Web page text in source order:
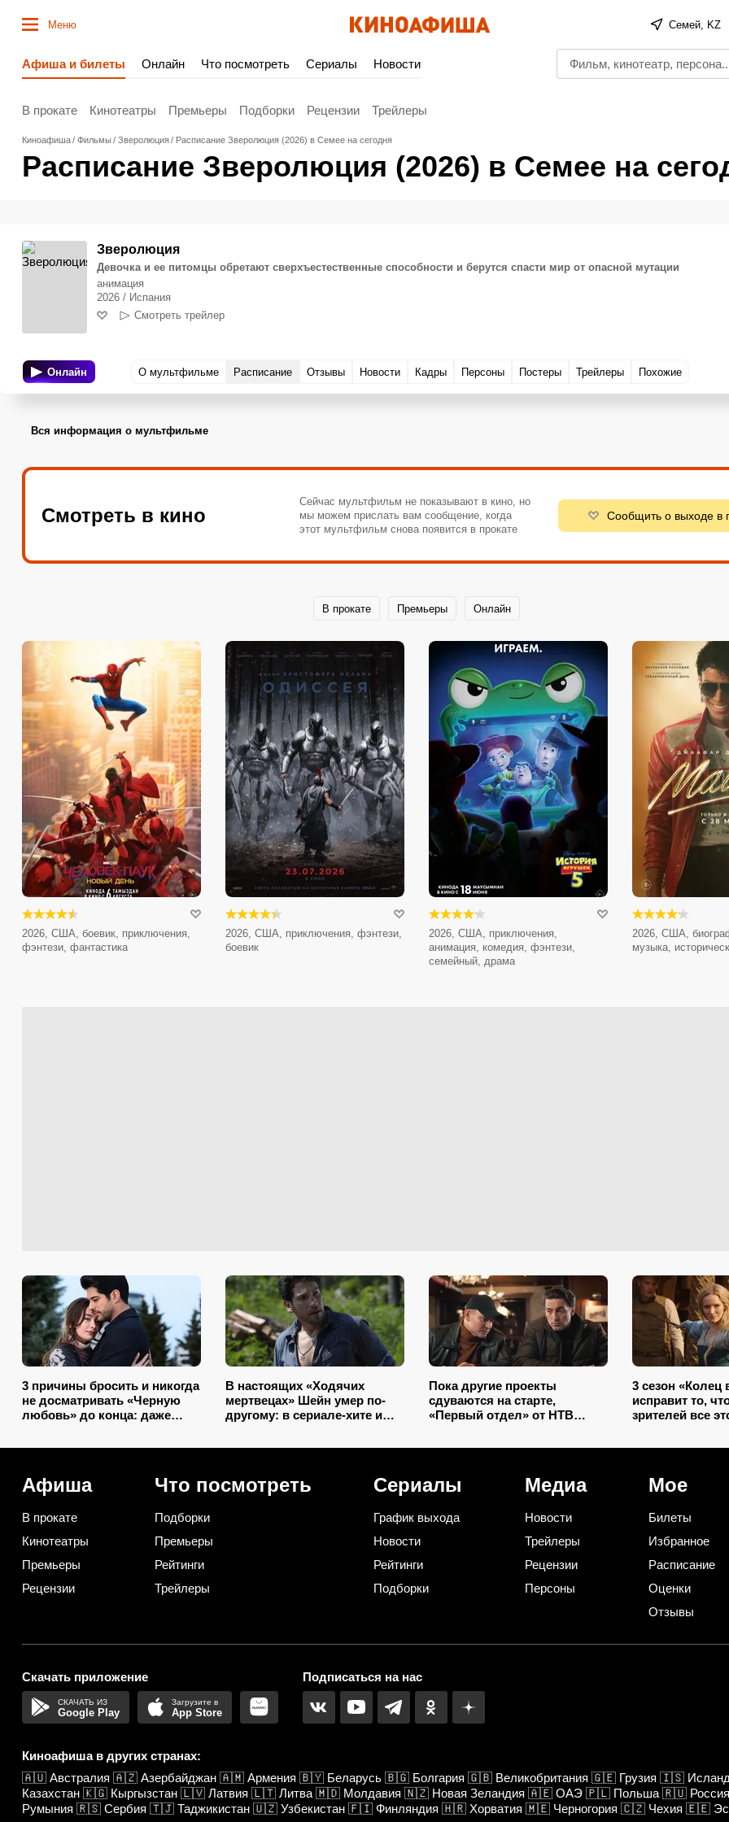
Меню Семей, KZ
Афиша и билеты Онлайн Что посмотреть Сериалы Новости
В прокате Кинотеатры Премьеры Подборки Рецензии Трейлеры
Киноафиша Фильмы Зверолюция Расписание Зверолюция (2026) в Семее на сегодня
Расписание Зверолюция (2026) в Семее на
Зверолюция
Девочка и ее питомцы обретают сверхъестественные способности и берутся спасти мир от опасной мутации
анимация
2026 / Испания
Смотреть трейлер
Онлайн О мультфильме Расписание Отзывы Новости Кадры Персоны Постеры Трейлеры Похожие
Вся информация о мультфильме
Смотреть в кино
Сейчас мультфильм не показывают в кино, но
мы можем прислать вам сообщение, когда
этот мультфильм снова появится в прокате
Сообщить о выходе в
В прокате Премьеры Онлайн
2026, США, боевик, приключения,
фэнтези, фантастика
2026, США, приключения, фэнтези,
боевик
2026, США, приключения,
анимация, комедия, фэнтези,
семейный, драма
2026, США,
музыка,
3 причины бросить и никогда
не досматривать «Черную
любовь» до конца: даже
В настоящих «Ходячих
мертвецах» Шейн умер по-
другому: в сериале-хите и
Пока другие проекты
сдуваются на старте,
«Первый отдел» от НТВ
3 сезон «Колец
исправит то,
зрителей все
Афиша
В прокате
Кинотеатры
Премьеры
Рецензии
Что посмотреть
Подборки
Премьеры
Рейтинги
Трейлеры
Сериалы
График выхода
Новости
Рейтинги
Подборки
Медиа
Новости
Трейлеры
Рецензии
Персоны
Мое
Билеты
Избранное
Расписание
Оценки
Отзывы
Скачать приложение
Google Play App Store
Подписаться на нас
Киноафиша в других странах:
🇦🇺 Австралия 🇦🇿 Азербайджан 🇦🇲 Армения 🇧🇾 Беларусь 🇧🇬 Болгария 🇬🇧 Великобритания 🇬🇪 Грузия 🇮🇸
Казахстан 🇰🇬 Кыргызстан 🇱🇻 Латвия 🇱🇹 Литва 🇲🇩 Молдавия 🇳🇿 Новая Зеландия 🇦🇪 ОАЭ 🇵🇱 Польша 🇷🇺 Россия
Румыния 🇷🇸 Сербия 🇹🇯 Таджикистан 🇺🇿 Узбекистан 🇫🇮 Финляндия 🇭🇷 Хорватия 🇲🇪 Черногория 🇨🇿 Чехия 🇪🇪